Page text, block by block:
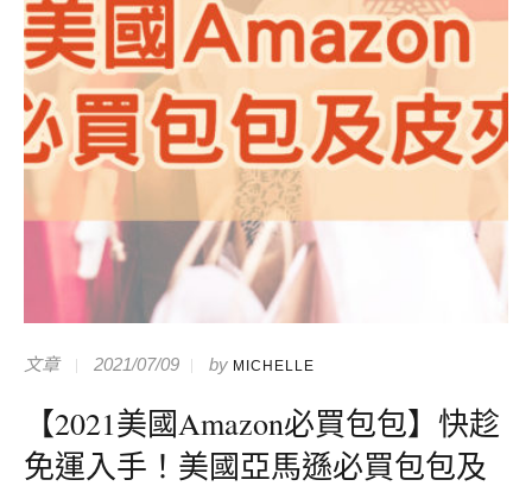
文章 2021/07/09 by MICHELLE
【2021美國Amazon必買包包】快趁
免運入手！美國亞馬遜必買包包及